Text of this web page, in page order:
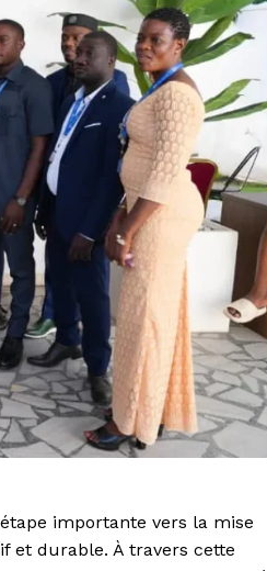
importante vers la mise
et durable. À travers cette